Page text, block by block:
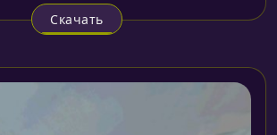
Скачать